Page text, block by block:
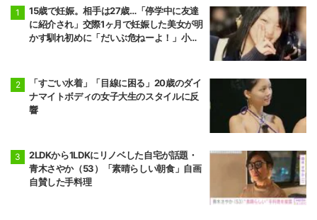
15歳で妊娠。相手は27歳…「停学中に友達
に紹介され」交際1ヶ月で妊娠した美女が明
かす馴れ初めに「だいぶ危ねーよ！」小森
「すごい水着」「目線に困る」20歳のダイ
ナマイトボディの女子大生のスタイルに反
響
2LDKから1LDKにリノベした自宅が話題・
青木さやか（53）「素晴らしい朝食」自画
自賛した手料理